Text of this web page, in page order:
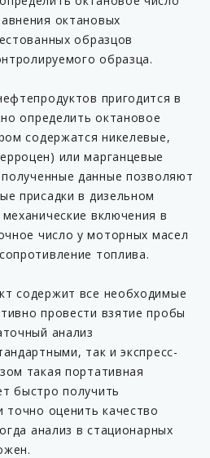
октановых
образцов
образца.
пригодится в
определить октановое
содержатся никелевые,
или марганцевые
данные позволяют
присадки в дизельном
включения в
число у моторных масел
топлива.
содержит все необходимые
провести взятие пробы
анализ
так и экспресс-
такая портативная
быстро получить
точно оценить качество
анализ в стационарных